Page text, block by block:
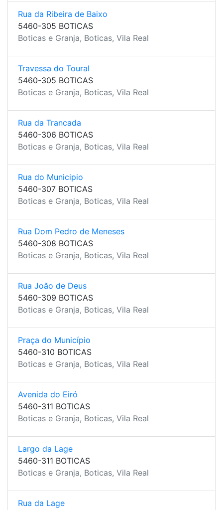
Rua da Ribeira de Baixo
5460-305 BOTICAS
Boticas e Granja, Boticas, Vila Real
Travessa do Toural
5460-305 BOTICAS
Boticas e Granja, Boticas, Vila Real
Rua da Trancada
5460-306 BOTICAS
Boticas e Granja, Boticas, Vila Real
Rua do Municipio
5460-307 BOTICAS
Boticas e Granja, Boticas, Vila Real
Rua Dom Pedro de Meneses
5460-308 BOTICAS
Boticas e Granja, Boticas, Vila Real
Rua João de Deus
5460-309 BOTICAS
Boticas e Granja, Boticas, Vila Real
Praça do Município
5460-310 BOTICAS
Boticas e Granja, Boticas, Vila Real
Avenida do Eiró
5460-311 BOTICAS
Boticas e Granja, Boticas, Vila Real
Largo da Lage
5460-311 BOTICAS
Boticas e Granja, Boticas, Vila Real
Rua da Lage